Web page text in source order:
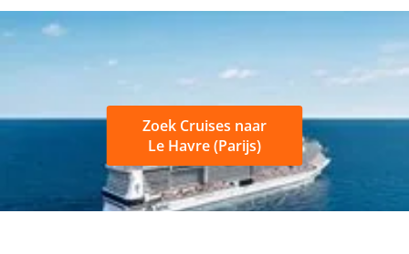
Zoek Cruises naar
Le Havre (Parijs)